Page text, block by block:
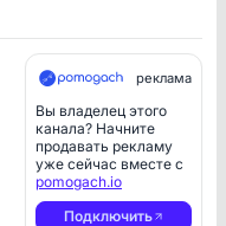
реклама
Вы владелец этого
канала? Начните
продавать рекламу
уже сейчас вместе с
pomogach.io
Подключить